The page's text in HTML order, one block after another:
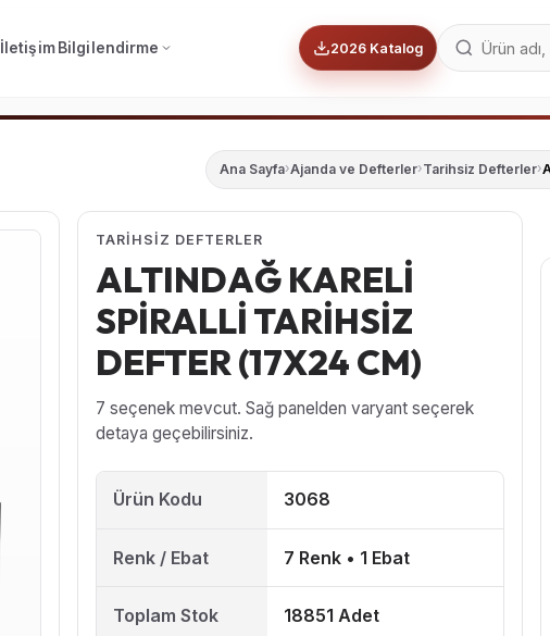
İletişim Bilgilendirme 2026 Katalog
Ana Sayfa›Ajanda ve Defterler›Tarihsiz Defterler›
TARIHSIZ DEFTERLER
ALTINDAĞ KARELİ
SPİRALLİ TARİHSİZ
DEFTER (17X24 CM)
7 seçenek mevcut. Sağ panelden varyant seçerek
detaya geçebilirsiniz.
Ürün Kodu 3068
Renk / Ebat 7 Renk • 1 Ebat
Toplam Stok 18851 Adet